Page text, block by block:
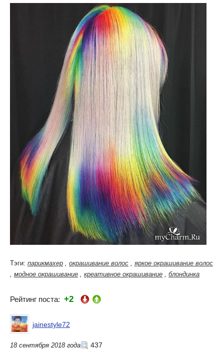
Тэги: парикмахер , окрашивание волос , яркое окрашивание волос
, модное окрашивание , креативное окрашивание , блондинка
Рейтинг поста: +2
jainestyle72
18 сентября 2018 года 437